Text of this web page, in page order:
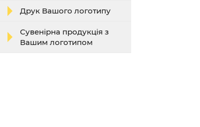
Друк Вашого логотипу
Сувенірна продукція з
Вашим логотипом